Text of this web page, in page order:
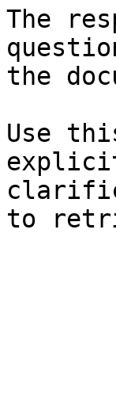
The
the
Use